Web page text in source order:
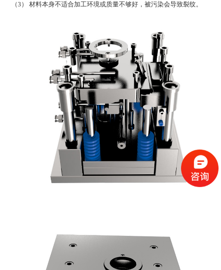
（3） 材料本身不适合加工环境或质量不够好，被污染会导致裂纹。